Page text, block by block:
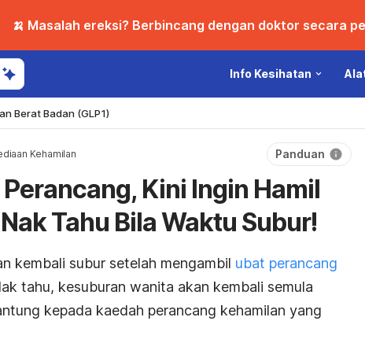
🍌 Masalah ereksi? Berbincang dengan doktor secara
Info Kesihatan
Berat Badan (GLP1)
Kehamilan Panduan
Kini Ingin Hamil
Tahu Bila Waktu Subur!
kembali subur setelah mengambil ubat perancang
tahu, kesuburan wanita akan kembali semula
kepada kaedah perancang kehamilan yang